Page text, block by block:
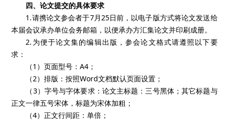
四、论文提交的具体要求
1.请携论文参会者于7月25日前，以电子版方式将论文发送给
本届会议承办单位会务邮箱，以便承办方汇集论文并印刷成册。
2.为便于论文集的编辑出版，参会论文格式请遵照以下要
求：
（1）页面型号：A4；
（2）排版：按照Word文档默认页面设置；
（3）字号与字体要求：论文主标题：三号黑体；其它标题与
正文一律五号宋体，标题为宋体加粗；
（4）正文行间距：单倍；